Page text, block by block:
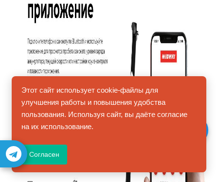
Этот сайт использует cookie-файлы для
улучшения работы и повышения удобства
пользования. Используя сайт, вы даёте согласие
на их использование.
Согласен